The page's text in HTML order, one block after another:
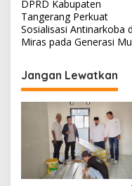
a
v
i
g
a
DPRD Kabupaten
Tangerang Perkuat
Sosialisasi Antinarkoba
Miras pada Generasi
Jangan Lewatkan